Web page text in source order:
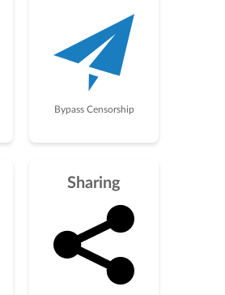
Bypass Censorship
Sharing